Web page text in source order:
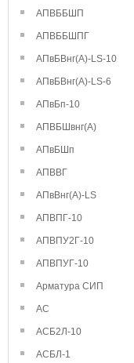
АПВББШП
АПВББШПГ
АПвБВнг(А)-LS-10
АПвБВнг(А)-LS-6
АПвБп-10
АПВБШвнг(А)
АПвБШп
АПВВГ
АПвВнг(А)-LS
АПВПГ-10
АПВПУ2Г-10
АПВПУГ-10
Арматура СИП
АС
АСБ2Л-10
АСБЛ-1